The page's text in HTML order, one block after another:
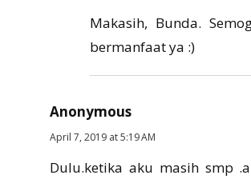
Makasih, Bunda.
bermanfaat ya :)
Anonymous
April 7, 2019 at 5:19 AM
Dulu.ketika aku masih smp